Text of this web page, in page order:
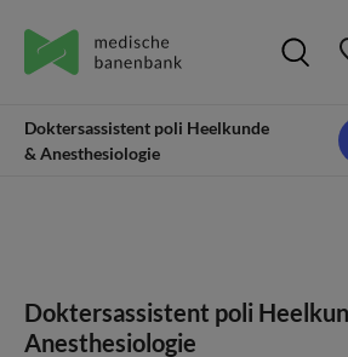
Doktersassistent poli Heelkunde
& Anesthesiologie
Doktersassistent poli
Anesthesiologie